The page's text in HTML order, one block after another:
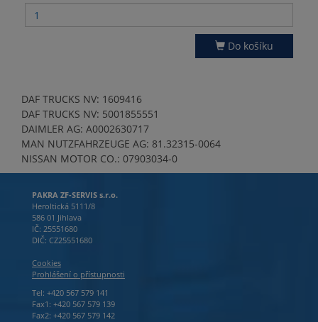
Do košíku
DAF TRUCKS NV: 1609416
DAF TRUCKS NV: 5001855551
DAIMLER AG: A0002630717
MAN NUTZFAHRZEUGE AG: 81.32315-0064
NISSAN MOTOR CO.: 07903034-0
PAKRA ZF-SERVIS s.r.o.
Heroltická 5111/8
586 01 Jihlava
IČ: 25551680
DIČ: CZ25551680
Cookies
Prohlášení o přístupnosti
Tel: +420 567 579 141
Fax1: +420 567 579 139
Fax2: +420 567 579 142